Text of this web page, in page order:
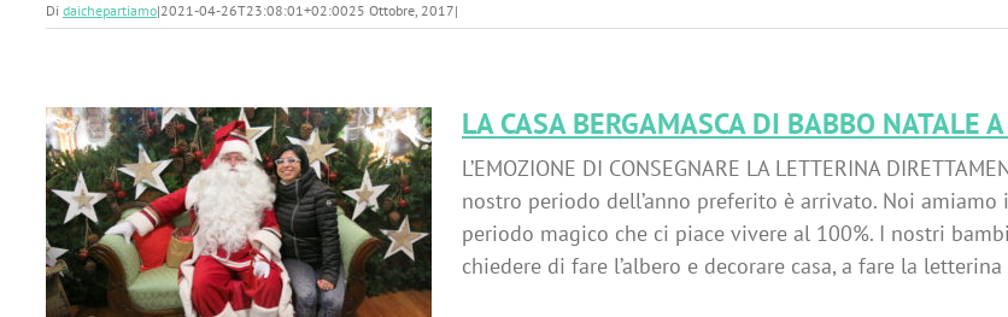
Di daichepartiamo|2021-04-26T23:08:01+02:0025 Ottobre, 2017|
LA CASA BERGAMASCA DI BABBO NATALE
L’EMOZIONE DI CONSEGNARE LA LETTERINA
nostro periodo dell’anno preferito è arrivato. Noi
periodo magico che ci piace vivere al 100%. I nostri
chiedere di fare l’albero e decorare casa, a fare la letterina